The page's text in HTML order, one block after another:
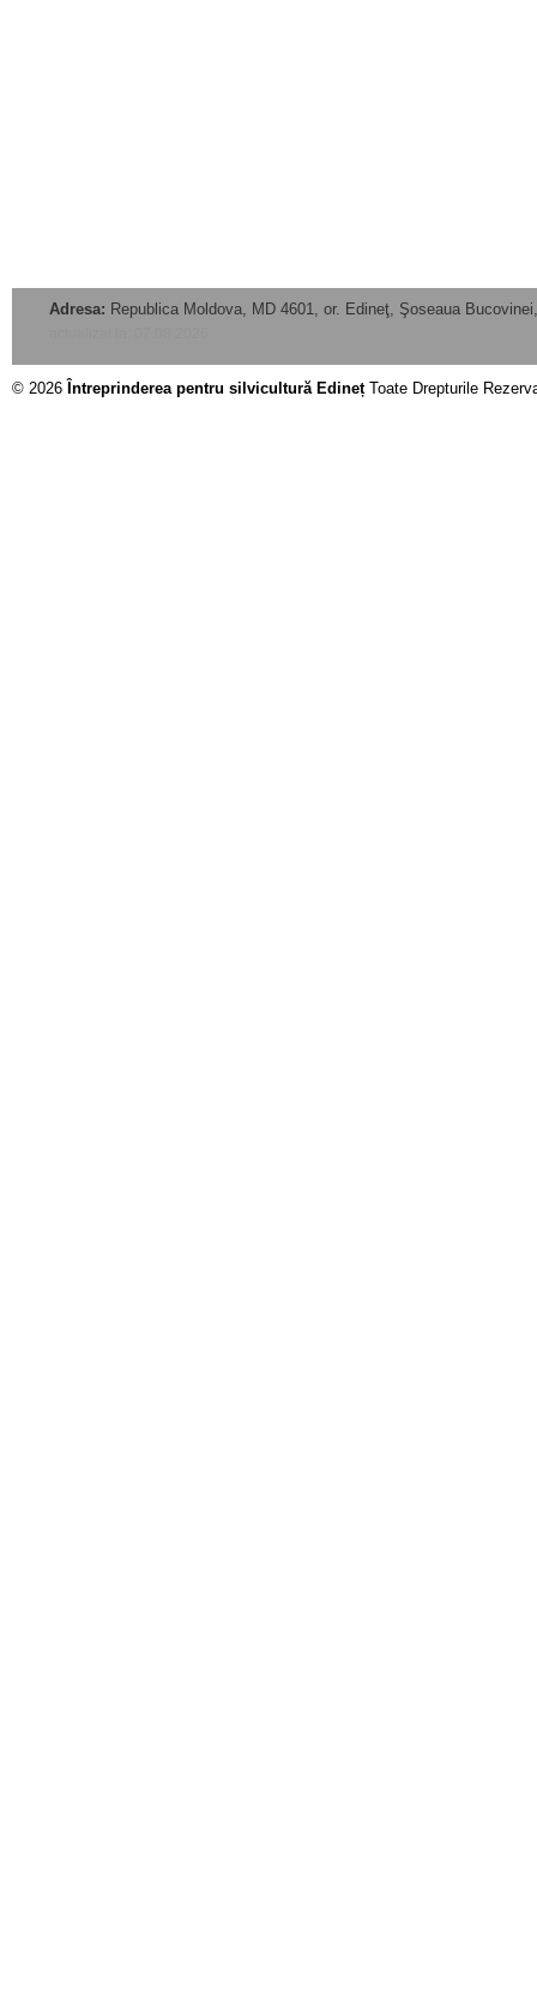
Adresa: Republica Moldova, MD 4601, or. Edineţ, Şoseaua
© 2026 Întreprinderea pentru silvicultură EdinețToate Drepturile